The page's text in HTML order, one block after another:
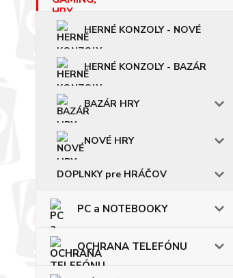
HERNÉ KONZOLY - NOVÉ
HERNÉ KONZOLY - BAZÁR
BAZÁR HRY
NOVÉ HRY
DOPLNKY pre HRÁČOV
PC a NOTEBOOKY
OCHRANA TELEFÓNU